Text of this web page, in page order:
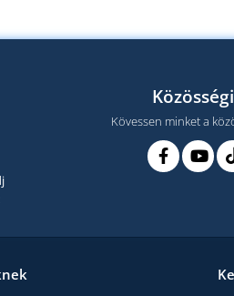
Kövessen minket a